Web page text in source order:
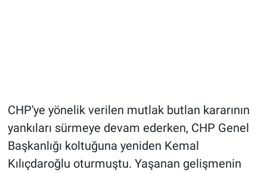
CHP'ye yönelik verilen mutlak butlan kararının
yankıları sürmeye devam ederken, CHP Genel
Başkanlığı koltuğuna yeniden Kemal
Kılıçdaroğlu oturmuştu. Yaşanan gelişmenin